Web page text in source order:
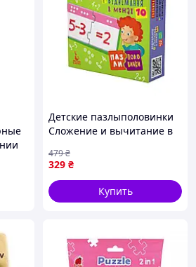
Детские пазлыполовинки
Сложение и вычитание в
Seli Дитячі
пазлиполовинки
Додавання і віднімання в
межах
329 ₴
479₴
Купить